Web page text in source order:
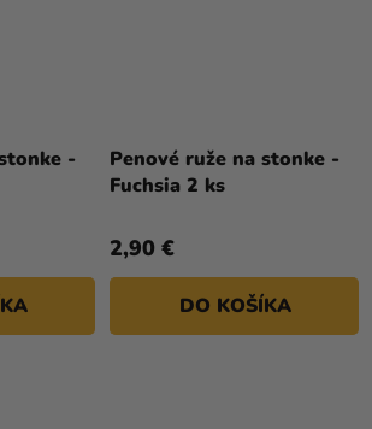
-
Penové ruže na stonke -
Fuchsia 2 ks
2,90 €
DO KOŠÍKA